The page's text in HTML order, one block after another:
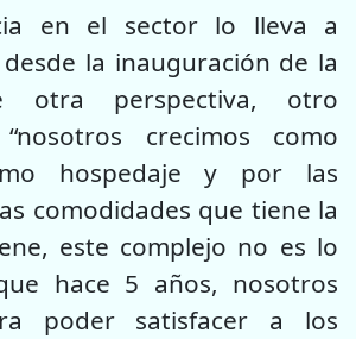
en el sector lo lleva a
la inauguración de la
otra perspectiva, otro
crecimos como
hospedaje y por las
comodidades que tiene la
este complejo no es lo
hace 5 años, nosotros
poder satisfacer a los